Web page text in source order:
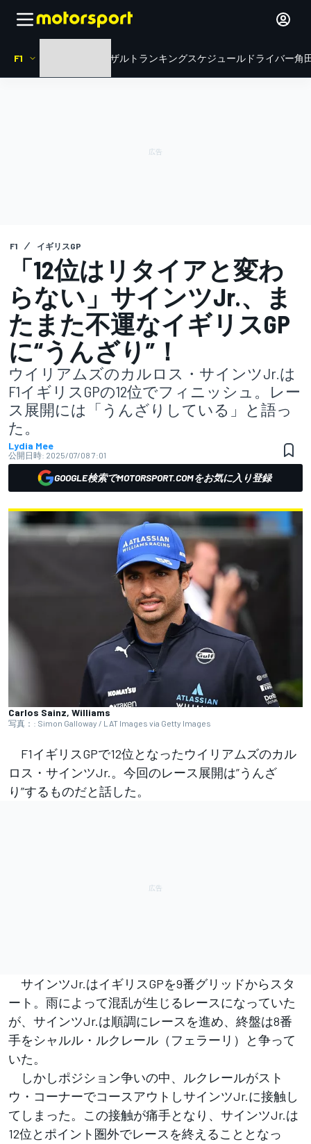
F1 リザルト ランキングスケジュール ドライバー角
F1 イギリスGP
「12位はリタイアと変わ
らない」サインツJr.、ま
たまた不運なイギリスGP
に“うんざり”！
ウイリアムズのカルロス・サインツJr.は
F1イギリスGPの12位でフィニッシュ。レー
ス展開には「うんざりしている」と語っ
た。
Lydia Mee
公開日時: 2025/07/08 7:01
GOOGLE検索でMOTORSPORT.COMをお気に入り登録
Carlos Sainz, Williams
写真：: Simon Galloway / LAT Images via Getty Images
F1イギリスGPで12位となったウイリアムズのカル
ロス・サインツJr.。今回のレース展開は”うんざ
り”するものだと話した。
サインツJr.はイギリスGPを9番グリッドからスタ
ート。雨によって混乱が生じるレースになっていた
が、サインツJr.は順調にレースを進め、終盤は8番
手をシャルル・ルクレール（フェラーリ）と争って
いた。
しかしポジション争いの中、ルクレールがスト
ウ・コーナーでコースアウトしサインツJr.に接触し
てしまった。この接触が痛手となり、サインツJr.は
12位とポイント圏外でレースを終えることとなっ